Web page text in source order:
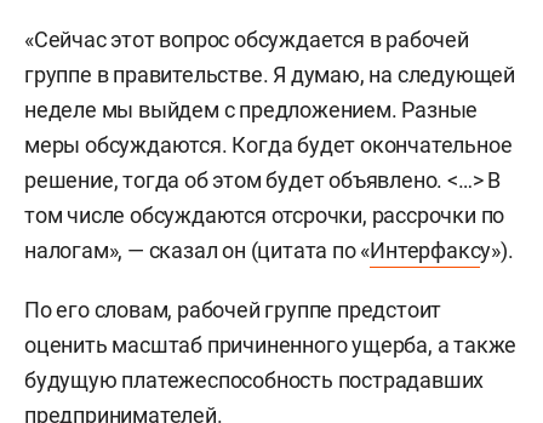
«Сейчас этот вопрос обсуждается в рабочей
группе в правительстве. Я думаю, на следующей
неделе мы выйдем с предложением. Разные
меры обсуждаются. Когда будет окончательное
решение, тогда об этом будет объявлено. <…> В
том числе обсуждаются отсрочки, рассрочки по
налогам», — сказал он (цитата по «Интерфаксу»).
По его словам, рабочей группе предстоит
оценить масштаб причиненного ущерба, а также
будущую платежеспособность пострадавших
предпринимателей.